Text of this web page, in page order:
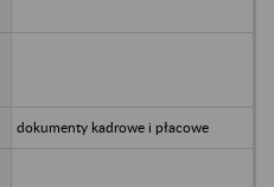
dokumenty kadrowe i płacowe